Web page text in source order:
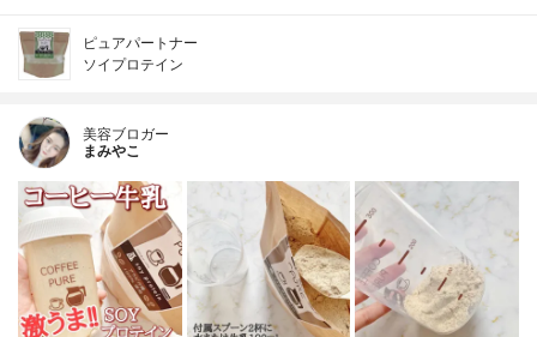
ピュアパートナー
ソイプロテイン
美容ブロガー
まみやこ